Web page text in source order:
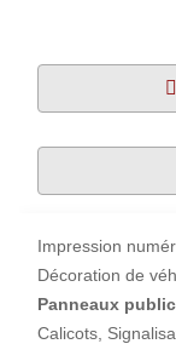
Impression
Décoration de
Panneaux
Calicots,